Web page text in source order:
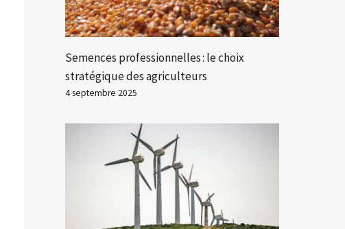
Semences professionnelles : le choix
stratégique des agriculteurs
4 septembre 2025